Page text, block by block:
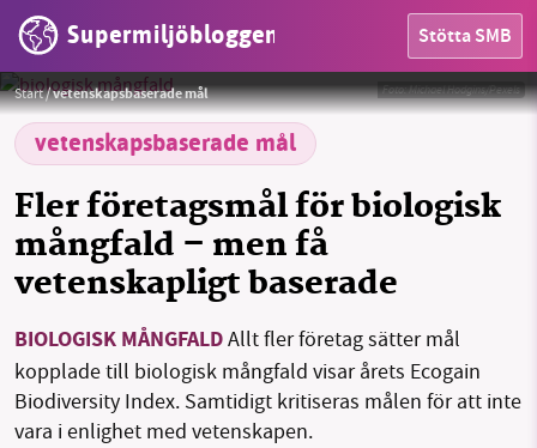
Supermiljöbloggen Stötta SMB
OMRÅDEN
MILJÖFAKTA
OM OSS
Instagram BlueSky
Start/vetenskapsbaserade mål
vetenskapsbaserade mål
Fler företagsmål för biologisk
mångfald – men få
vetenskapligt baserade
BIOLOGISK MÅNGFALDAllt fler företag sätter mål
kopplade till biologisk mångfald visar årets Ecogain
Biodiversity Index. Samtidigt kritiseras målen för att inte
vara i enlighet med vetenskapen.
Foto:Michael Hodgins/Pexels